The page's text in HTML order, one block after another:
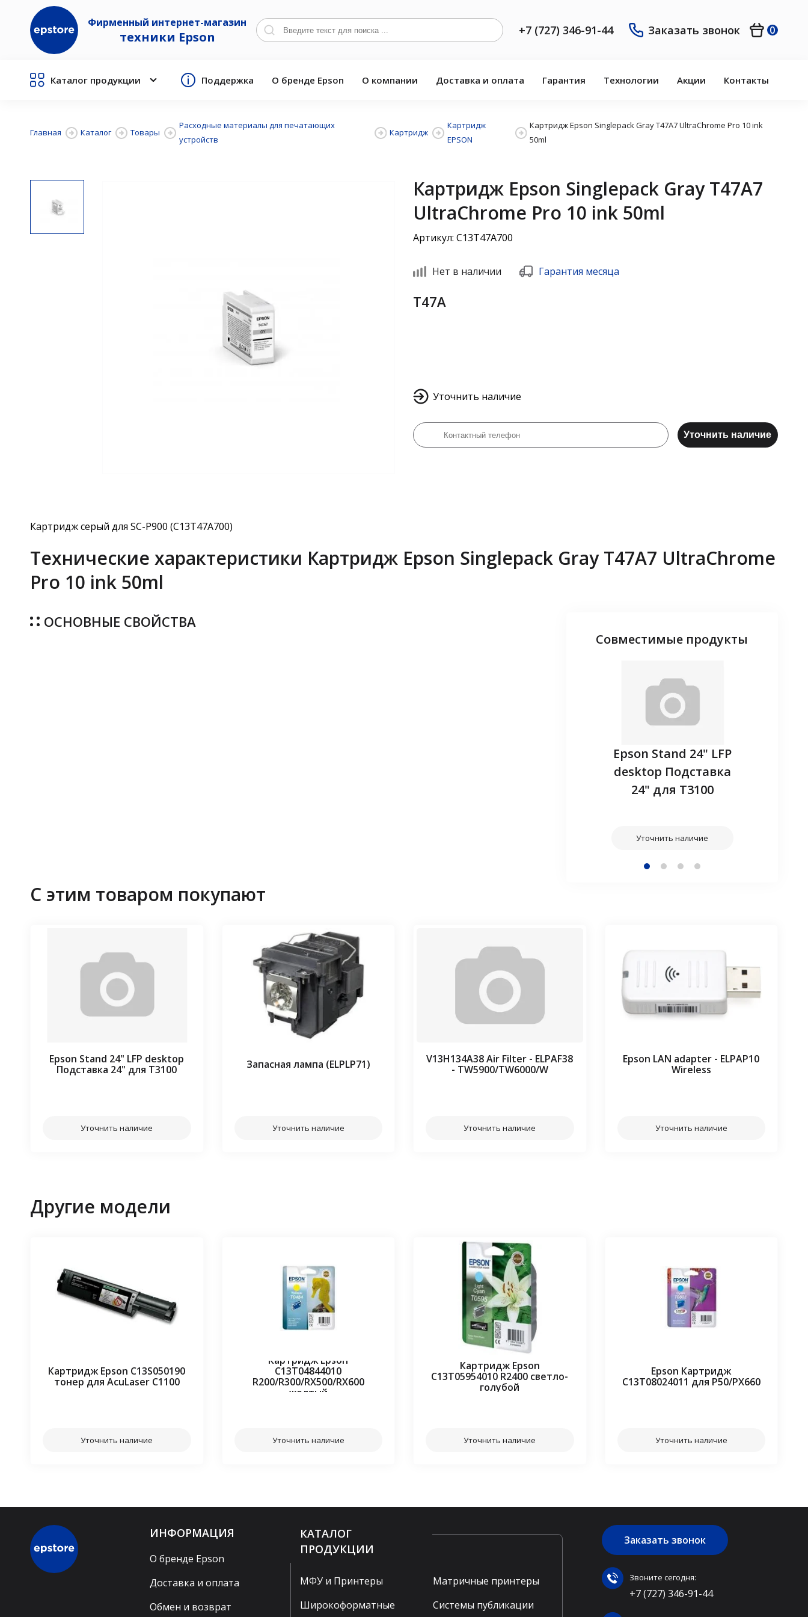
Фирменный интернет-магазин
техники Epson +7 (727) 346-91-44 Заказать звонок 0
Каталог продукции Поддержка О бренде Epson О компании Доставка и оплата Гарантия Технологии Акции Контакты
Главная Каталог Товары
Расходные материалы для печатающих
устройств
Картридж
Картридж
EPSON
Картридж Epson Singlepack Gray T47A7 UltraChrome Pro 10 ink
50ml
Картридж Epson Singlepack Gray T47A7
UltraChrome Pro 10 ink 50ml
Артикул: C13T47A700
Нет в наличии Гарантия месяца
T47A
Уточнить наличие
Уточнить наличие
Картридж серый для SC-P900 (C13T47A700)
Технические характеристики Картридж Epson Singlepack Gray T47A7 UltraChrome
Pro 10 ink 50ml
ОСНОВНЫЕ СВОЙСТВА
Совместимые продукты
Epson Stand 24" LFP
desktop Подставка
24" для T3100
Уточнить наличие
С этим товаром покупают
Epson Stand 24" LFP desktop
Подставка 24" для T3100
Уточнить наличие
Запасная лампа (ELPLP71)
Уточнить наличие
V13H134A38 Air Filter - ELPAF38
- TW5900/TW6000/W
Уточнить наличие
Epson LAN adapter - ELPAP10
Wireless
Уточнить наличие
Другие модели
Картридж Epson C13S050190
тонер для AcuLaser C1100
Уточнить наличие
Картридж Epson
C13T04844010
R200/R300/RX500/RX600
желтый
Уточнить наличие
Картридж Epson
C13T05954010 R2400 светло-
голубой
Уточнить наличие
Epson Картридж
C13T08024011 для P50/PX660
Уточнить наличие
ИНФОРМАЦИЯ
О бренде Epson
Доставка и оплата
Обмен и возврат
КАТАЛОГ
ПРОДУКЦИИ
МФУ и Принтеры
Широкоформатные
Матричные принтеры
Системы публикации
Заказать звонок
Звоните сегодня:
+7 (727) 346-91-44